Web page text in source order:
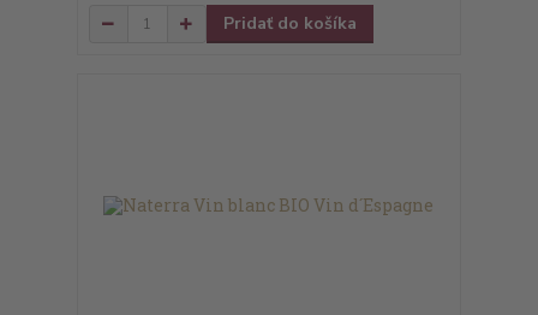
Pridať do košíka